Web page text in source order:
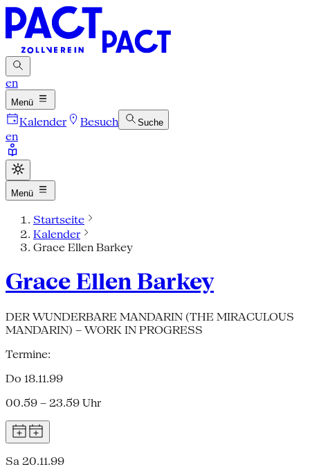
en
Menü
Kalender Besuch Suche
en
Menü
Startseite
Kalender
Grace Ellen Barkey
Grace Ellen Barkey
DER WUNDERBARE MANDARIN (THE MIRACULOUS
MANDARIN) – WORK IN PROGRESS
Termine:
Do 18.11.99
00.59 – 23.59 Uhr
Sa 20.11.99